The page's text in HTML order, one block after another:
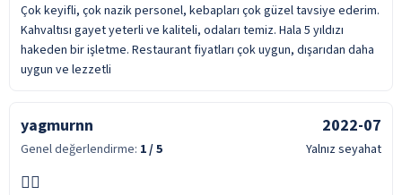
Çok keyifli, çok nazik personel, kebapları çok güzel tavsiye ederim.
Kahvaltısı gayet yeterli ve kaliteli, odaları temiz. Hala 5 yıldızı
hakeden bir işletme. Restaurant fiyatları çok uygun, dışarıdan daha
uygun ve lezzetli
yagmurnn 2022-07
Genel değerlendirme: 1/ 5 Yalnız seyahat
👎🏻